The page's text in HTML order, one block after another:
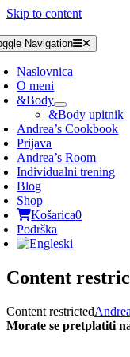
Skip to content
Navigation
Naslovnica
O meni
&Body
&Body upitnik
Andrea’s Cookbook
Prijava
Andrea’s Room
Individualni trening
Blog
Shop
Košarica0
Podrška
Content
Content restricted
Morate se pretplatiti